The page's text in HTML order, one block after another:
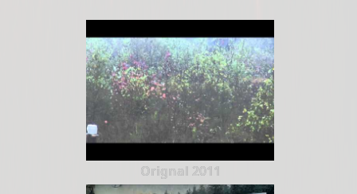
Orignal 2011